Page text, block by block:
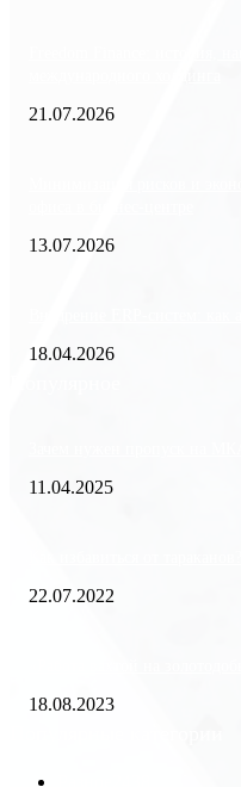
21.07.2026
13.07.2026
18.04.2026
11.04.2025
22.07.2022
18.08.2023